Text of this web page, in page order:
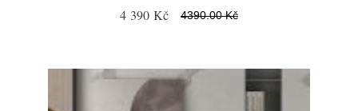
4 390 Kč 4390.00 Kč